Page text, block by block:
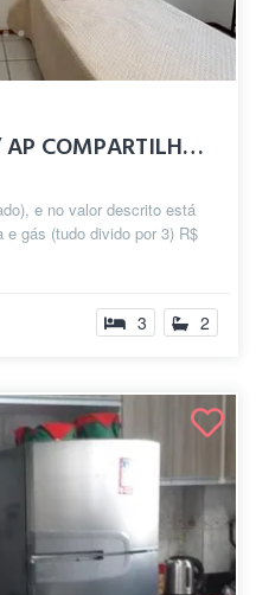
QUARTO INDIVIDUAL / AP COMPARTILHADO MOB...
e no valor descrito está
gás (tudo divido por 3) R$
3 2